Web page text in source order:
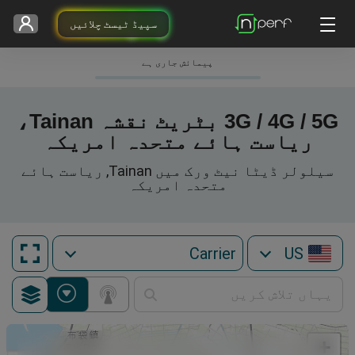
سپیڈ ٹیسٹ چلائیں
پیمائش جاری ہے
3G / 4G / 5G بٹریٹ نقشہ Tainan،
ریاست ہائے متحدہ امریکہ
سیلولر ڈیٹا نیٹ ورک میں Tainan, ریاست ہائے
متحدہ امریکہ
US